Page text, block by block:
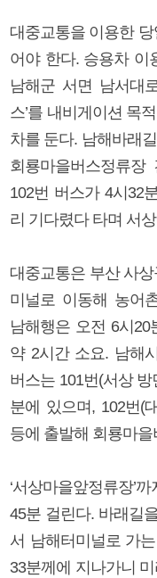
대중교통을 이용한
어야 한다. 승용차 이
남해군 서면 남서대
스’를 내비게이션 목
차를 둔다. 남해바래
회룡마을버스정류
102번 버스가 4시32
리 기다렸다 타며 서
대중교통은 부산 사
미널로 이동해 농어
남해행은 오전 6시20
약 2시간 소요. 남해
버스는 101번(서상
분에 있으며, 102번(
등에 출발해 회룡마
‘서상마을앞정류장’
45분 걸린다. 바래길
서 남해터미널로 가
33분께에 지나가니